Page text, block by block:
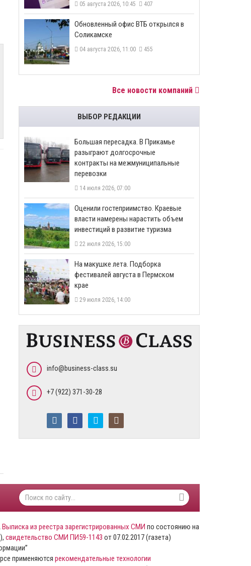
05 августа 2026, 10:45 407
​Обновленный офис ВТБ открылся в
Соликамске
04 августа 2026, 11:00 455
Все новости компаний
ВЫБОР РЕДАКЦИИ
Большая пересадка. В Прикамье
разыграют долгосрочные
контракты на межмуниципальные
перевозки
14 июля 2026, 07:00
Оценили гостеприимство. Краевые
власти намерены нарастить объем
инвестиций в развитие туризма
22 июля 2026, 15:00
На макушке лета. Подборка
фестивалей августа в Пермском
крае
29 июля 2026, 14:00
info@business-class.su
+7 (922) 371-30-28
Выписка из реестра зарегистрированных СМИ по состоянию на
свидетельство СМИ ПИ59-1143 от 07.02.2017 (газета)
применяются рекомендательные технологии